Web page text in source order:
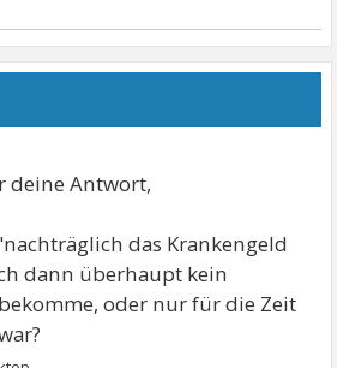
deine Antwort,
das Krankengeld
dann überhaupt kein
oder nur für die Zeit